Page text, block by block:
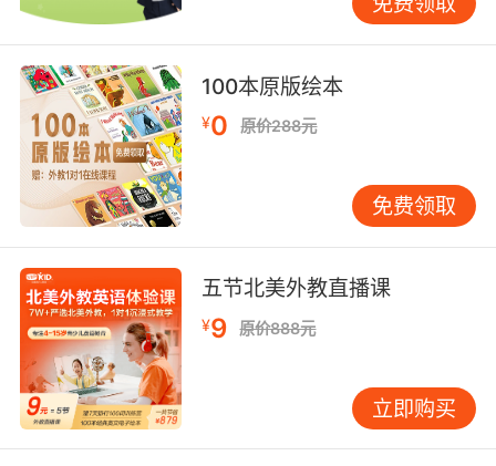
子正襟危坐，也不必追问“听懂没”，让英语声音
成为生活背景音。 “玩”是关键，让英语“用”起
来。将英语融入孩子喜爱的游戏。搭积木时，自
然地说：“Ablueblock!”；捉迷藏时，数
“One,two,three…”。重点是游戏乐趣，语言是辅
助工具。孩子感受到快乐，才会主动模仿吸收。
“读”是升华，亲子共读最温馨。初期选择图大字
少、句子重复、情节有趣的纸板书或洞洞书，如
《BrownBear,BrownBear,WhatDoYouSee?》。
家长不必担心发音，可借助绘本原声音频或点读
笔。先与孩子看图讨论，再播放原声。孩子会将
画面、声音与你的陪伴温暖关联，这才是阅读的
核心价值。 我曾有位学生乐乐，妈妈自称“英语小
白”。但她坚持每天睡前陪乐乐看15分钟英文动画
片《Maisy》，只是陪伴，不刻意解说。周末玩
玩具时，播放相关英文单词歌。半年后，乐乐能
100本原版绘本
¥0 原价288元
免费领取
五节北美外教直播课
¥9 原价888元
立即购买